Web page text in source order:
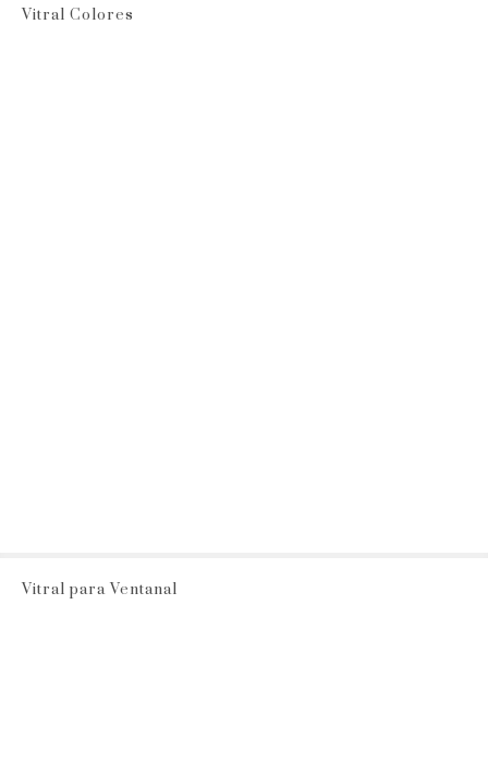
Vitral Colores
Vitral para Ventanal